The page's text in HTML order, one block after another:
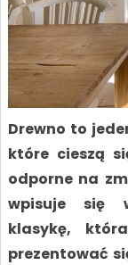
Drewno to
które cieszą
odporne na
wpisuje się
klasykę,
prezentować